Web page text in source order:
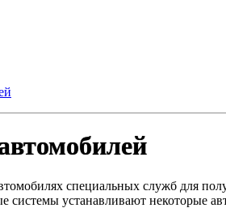
специальных служб для
системы устанавливают некоторые